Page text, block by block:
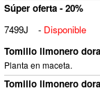
Súper oferta - 20%
7499J
- Disponible
Tomillo limonero
Planta en maceta.
Tomillo limonero